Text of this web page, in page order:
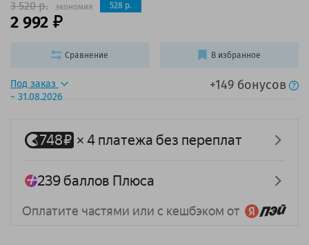
Под заказ
~ 31.08.2026
+149 бонусов
3 520 р.
2 992
экономия 528 р.
Сравнение В избранное